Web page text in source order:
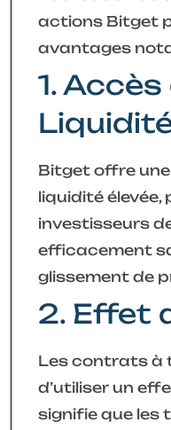
actions Bitget
avantages
1. Accès
Bitget offre
liquidité
investisseurs
efficacement
glissement de
2. Effet
Les contrats à
d’utiliser un
signifie que les